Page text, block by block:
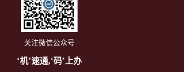
关注微信公众号
‘机’速通,‘码’上办